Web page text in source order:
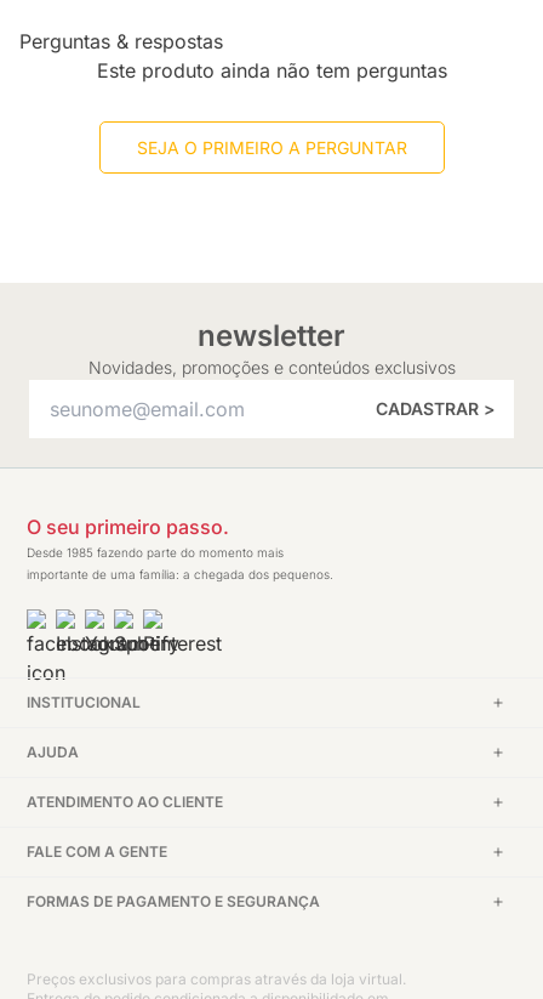
Perguntas & respostas
Este produto ainda não tem perguntas
SEJA O PRIMEIRO A PERGUNTAR
newsletter
Novidades, promoções e conteúdos exclusivos
CADASTRAR >
O seu primeiro passo.
Desde 1985 fazendo parte do momento mais
importante de uma família: a chegada dos pequenos.
INSTITUCIONAL
AJUDA
ATENDIMENTO AO CLIENTE
FALE COM A GENTE
FORMAS DE PAGAMENTO E SEGURANÇA
Preços exclusivos para compras através da loja virtual.